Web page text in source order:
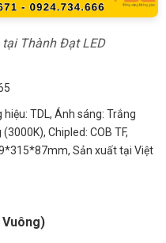
Thành Đạt LED
TDL, Ánh sáng: Trắng
Chipled: COB TF,
Sản xuất tại Việt
Vuông)